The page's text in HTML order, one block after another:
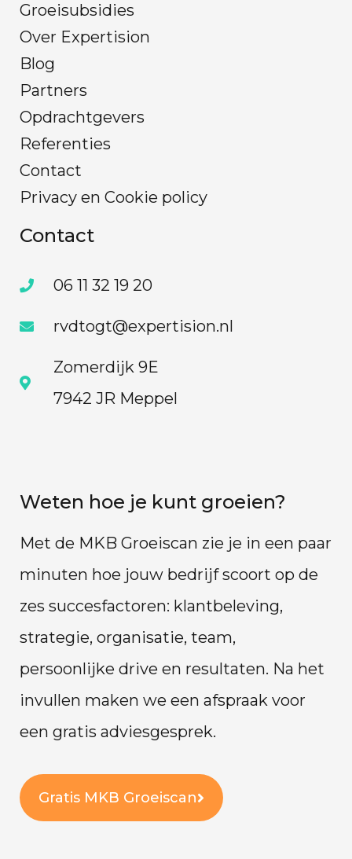
Groeisubsidies
Over Expertision
Blog
Partners
Opdrachtgevers
Referenties
Contact
Privacy en Cookie policy
Contact
06 11 32 19 20
rvdtogt@expertision.nl
Zomerdijk 9E
7942 JR Meppel
Weten hoe je kunt groeien?
Met de MKB Groeiscan zie je in een paar
minuten hoe jouw bedrijf scoort op de
zes succesfactoren: klantbeleving,
strategie, organisatie, team,
persoonlijke drive en resultaten. Na het
invullen maken we een afspraak voor
een gratis adviesgesprek.
Gratis MKB Groeiscan